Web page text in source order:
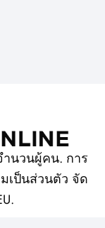
ำนวนผู้คน. การ
เป็นส่วนตัว จัด